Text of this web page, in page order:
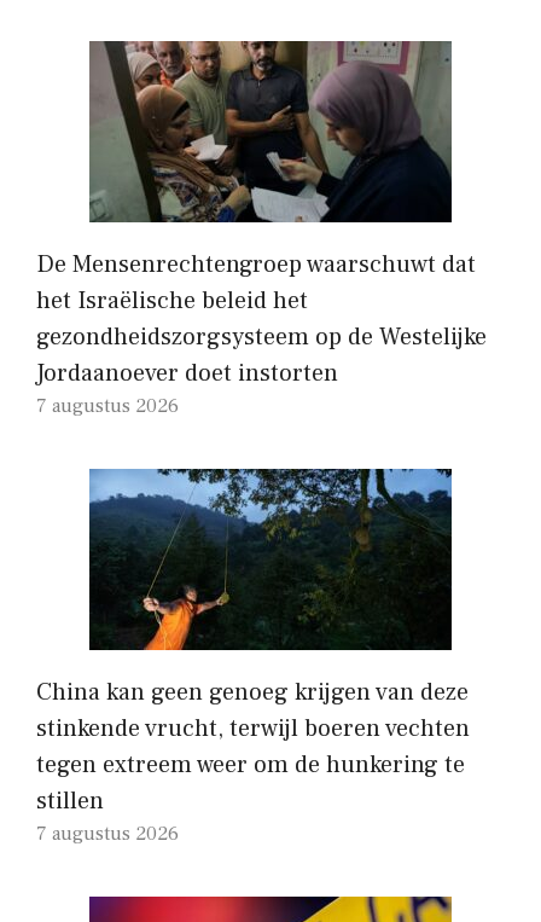
De Mensenrechtengroep waarschuwt dat
het Israëlische beleid het
gezondheidszorgsysteem op de Westelijke
Jordaanoever doet instorten
7 augustus 2026
China kan geen genoeg krijgen van deze
stinkende vrucht, terwijl boeren vechten
tegen extreem weer om de hunkering te
stillen
7 augustus 2026